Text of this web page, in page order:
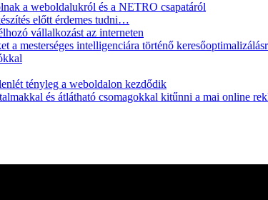
a weboldalukról és a NETRO csapatáról
előtt érdemes tudni…
vállalkozást az interneten
a mesterséges intelligenciára történő
tényleg a weboldalon kezdődik
és átlátható csomagokkal kitűnni a mai online